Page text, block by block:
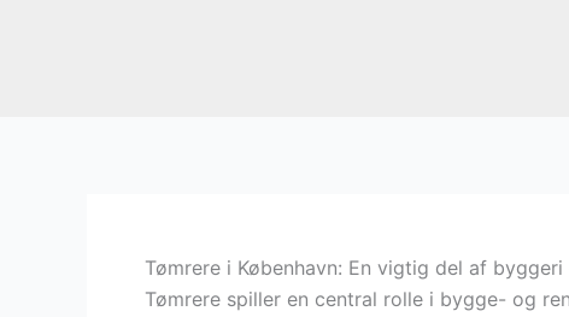
Tømrere i København: En vigtig del af
Tømrere spiller en central rolle i bygge- og